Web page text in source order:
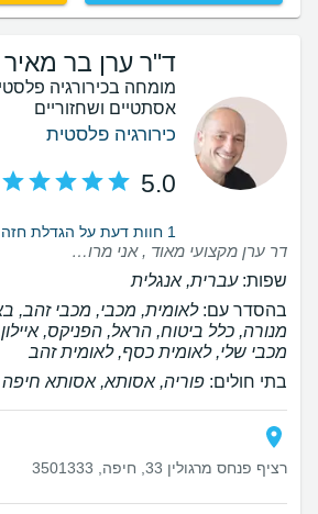
ד"ר ערן בר מאיר
מומחה בכירורגיה
אסתטיים ושחזוריים
כירורגיה פלסטית
5.0
1 חוות דעת על הגדלת חזה בהזרקת שומן
דר ערן מקצועי מאוד , אני מרוצה מהתוצאה
שפות:עברית, אנגלית
בהסדר עם:לאומית, מכבי, מכבי זהב,
מנורה, כלל ביטוח, הראל, הפניקס,
מכבי שלי, לאומית כסף, לאומית זהב
בתי חולים: פוריה, אסותא, אסותא חיפה
רציף פנחס מרגולין 33, חיפה, 3501333